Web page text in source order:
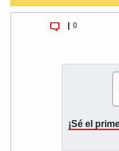
0
¡Sé el